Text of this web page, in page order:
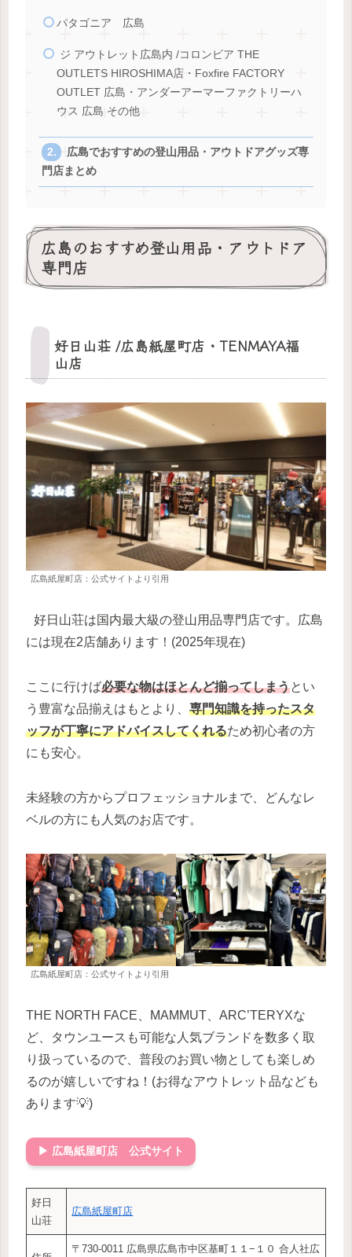
パタゴニア 広島
ジ アウトレット広島内 /コロンビア THE
OUTLETS HIROSHIMA店・Foxfire FACTORY
OUTLET 広島・アンダーアーマーファクトリーハ
ウス 広島 その他
広島でおすすめの登山用品・アウトドアグッズ専
門店まとめ
広島のおすすめ登山用品・アウトドア
専門店
好日山荘 /広島紙屋町店・TENMAYA福
山店
広島紙屋町店：公式サイトより引用
好日山荘は国内最大級の登山用品専門店です。広島
には現在2店舗あります！(2025年現在)
ここに行けば必要な物はほとんど揃ってしまうとい
う豊富な品揃えはもとより、 専門知識を持ったスタ
ッフが丁寧にアドバイスしてくれるため初心者の方
にも安心。
未経験の方からプロフェッショナルまで、どんなレ
ベルの方にも人気のお店です。
広島紙屋町店：公式サイトより引用
THE NORTH FACE、MAMMUT、ARC’TERYXな
ど、タウンユースも可能な人気ブランドを数多く取
り扱っているので、普段のお買い物としても楽しめ
るのが嬉しいですね！(お得なアウトレット品なども
あります💡)
▶ 広島紙屋町店 公式サイト
好日
山荘
広島紙屋町店
〒730-0011 広島県広島市中区基町１１−１０ 合人社広